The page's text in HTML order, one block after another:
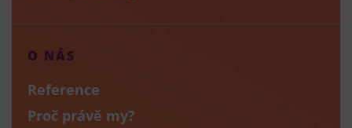
O NÁS
Reference
Proč právě my?